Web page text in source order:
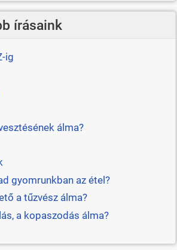
írásaink
ig
álma?
gyomrunkban az étel?
a tűzvész álma?
a kopaszodás álma?